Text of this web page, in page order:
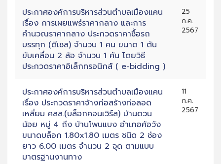
ประกาศองค์การบริหารส่วนตำบลเมืองแคน
เรื่อง การเผยแพร่ราคากลาง และการ
คำนวณราคากลาง ประกวดราคาซื้อรถ
บรรทุก (ดีเซล) จำนวน 1 คน ขนาด 1 ตัน
ขับเคลื่อน 2 ล้อ จำนวน 1 คัน โดยวิธี
ประกวดราคาอิเล็กทรอนิกส์ ( e-bidding )
25
ก.ค.
2567
ประกาศองค์การบริหารส่วนตำบลเมืองแคน
เรื่อง ประกวดราคาจ้างก่อสร้างท่อลอด
เหลี่ยม คสล.(บล็อกคอนเวิร์ส) บ้านดวน
น้อย หมู่ 4 ถึง บ้านโพนแบง อำเภอค้อวัง
ขนาดบล็อก 1.80x1.80 เมตร ชนิด 2 ช่อง
ยาว 6.00 เมตร จำนวน 2 จุด ตามแบบ
มาตรฐานงานทาง
11
ก.ค.
2567